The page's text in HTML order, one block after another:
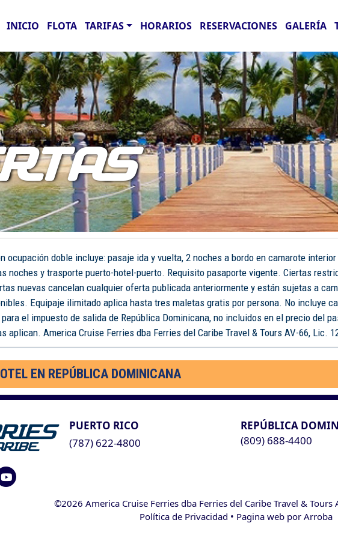
INICIO FLOTA TARIFAS HORARIOS RESERVACIONES GALERÍA
ocupación doble incluye: pasaje ida y vuelta, 2 noches a bordo en camarote
noches y trasporte puerto-hotel-puerto. Requisito pasaporte vigente. Ciertas
nuevas cancelan cualquier oferta publicada anteriormente y están sujetas a
Equipaje ilimitado aplica hasta tres maletas gratis por persona. No incluye
el impuesto de salida de República Dominicana, no incluidos en el precio del
aplican. America Cruise Ferries dba Ferries del Caribe Travel & Tours AV-66, Lic.
EN REPÚBLICA DOMINICANA
PUERTO RICO
(787) 622-4800
REPÚBLICA
(809) 688-4400
©2026 America Cruise Ferries dba Ferries del Caribe Travel & Tours
Política de Privacidad • Pagina web por Arroba